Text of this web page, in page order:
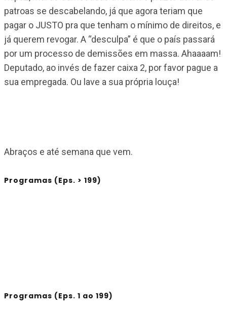
patroas se descabelando, já que agora teriam que
pagar o JUSTO pra que tenham o mínimo de direitos, e
já querem revogar. A “desculpa” é que o país passará
por um processo de demissões em massa. Ahaaaam!
Deputado, ao invés de fazer caixa 2, por favor pague a
sua empregada. Ou lave a sua própria louça!
Abraços e até semana que vem.
Programas (Eps. > 199)
Programas (Eps. 1 ao 199)